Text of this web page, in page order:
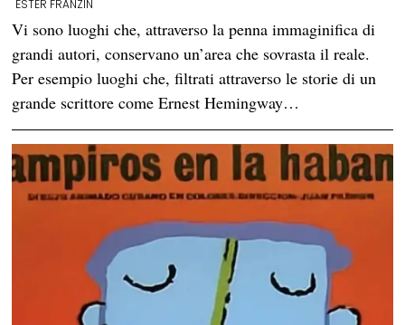
ESTER FRANZIN
Vi sono luoghi che, attraverso la penna immaginifica di
grandi autori, conservano un’area che sovrasta il reale.
Per esempio luoghi che, filtrati attraverso le storie di un
grande scrittore come Ernest Hemingway…